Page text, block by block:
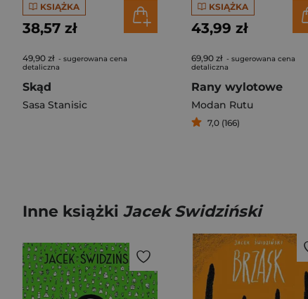
KSIĄŻKA
38,57 zł
49,90 zł - sugerowana cena
detaliczna
Skąd
Sasa Stanisic
KSIĄŻKA
43,99 zł
69,90 zł - sugerowana cena
detaliczna
Rany wylotowe
Modan Rutu
7,0 (166)
Inne książki Jacek Swidziński